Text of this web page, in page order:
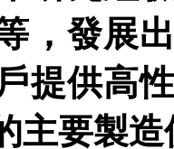
，發展
提供高
主要製